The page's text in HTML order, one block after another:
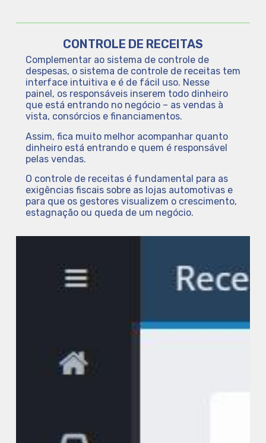
CONTROLE DE RECEITAS
Complementar ao sistema de controle de
despesas, o sistema de controle de receitas tem
interface intuitiva e é de fácil uso. Nesse
painel, os responsáveis inserem todo dinheiro
que está entrando no negócio – as vendas à
vista, consórcios e financiamentos.
Assim, fica muito melhor acompanhar quanto
dinheiro está entrando e quem é responsável
pelas vendas.
O controle de receitas é fundamental para as
exigências fiscais sobre as lojas automotivas e
para que os gestores visualizem o crescimento,
estagnação ou queda de um negócio.